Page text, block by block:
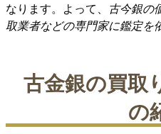
なります。よって、
古今銀の
取業者などの専門家に鑑定を
古金銀の買取
の